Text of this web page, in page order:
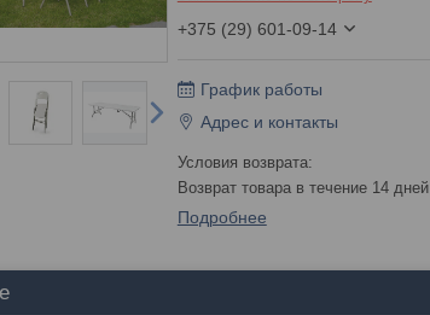
+375 (29) 601-09-14
График работы
Адрес и контакты
возврат товара в течение 14 дней
Подробнее